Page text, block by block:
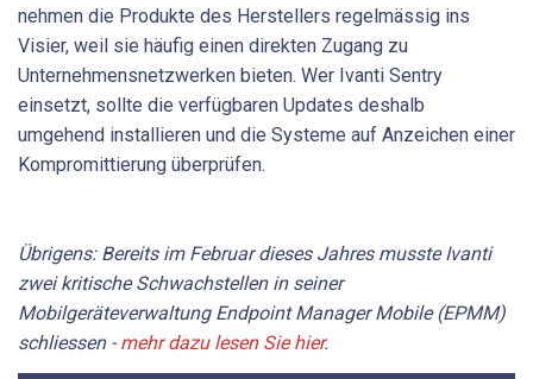
nehmen die Produkte des Herstellers regelmässig ins
Visier, weil sie häufig einen direkten Zugang zu
Unternehmensnetzwerken bieten. Wer Ivanti Sentry
einsetzt, sollte die verfügbaren Updates deshalb
umgehend installieren und die Systeme auf Anzeichen einer
Kompromittierung überprüfen.
Übrigens: Bereits im Februar dieses Jahres musste Ivanti
zwei kritische Schwachstellen in seiner
Mobilgeräteverwaltung Endpoint Manager Mobile (EPMM)
schliessen -mehr dazu lesen Sie hier.